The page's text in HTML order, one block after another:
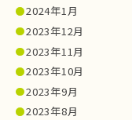
2024年1月
2023年12月
2023年11月
2023年10月
2023年9月
2023年8月